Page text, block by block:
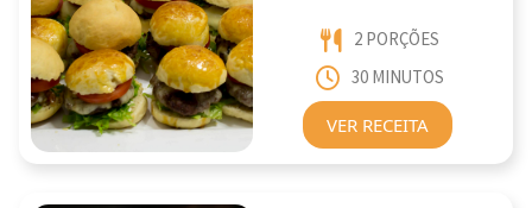
2 PORÇÕES
30 MINUTOS
VER RECEITA